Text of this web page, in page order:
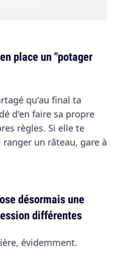
place un "potager
qu'au final ta
d'en faire sa propre
règles. Si elle te
un râteau, gare à
désormais une
différentes
évidemment.